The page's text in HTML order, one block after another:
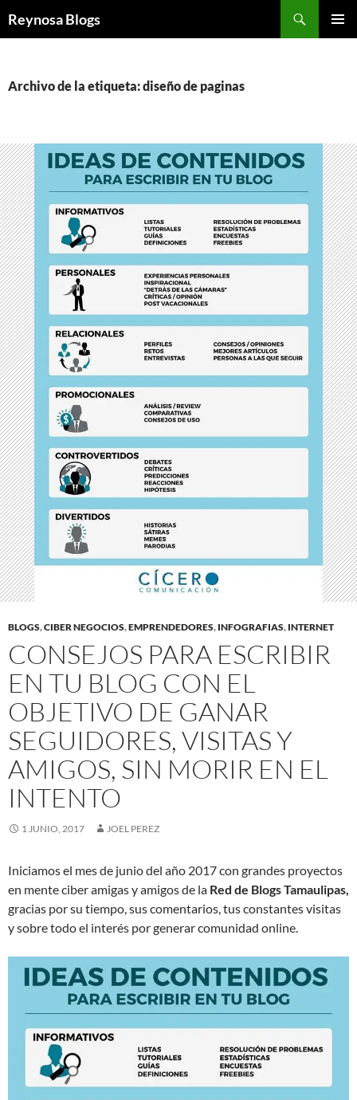
Reynosa Blogs
Archivo de la etiqueta: diseño de paginas
BLOGS,CIBER NEGOCIOS,EMPRENDEDORES, INFOGRAFIAS, INTERNET
CONSEJOS PARA ESCRIBIR
EN TU BLOG CON EL
OBJETIVO DE GANAR
SEGUIDORES, VISITAS Y
AMIGOS, SIN MORIR EN EL
INTENTO
1 JUNIO, 2017 JOEL PEREZ
Iniciamos el mes de junio del año 2017 con grandes proyectos
en mente ciber amigas y amigos de la Red de Blogs Tamaulipas,
gracias por su tiempo, sus comentarios, tus constantes visitas
y sobre todo el interés por generar comunidad online.